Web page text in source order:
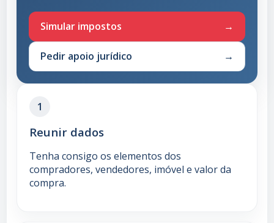
Simular impostos
Pedir apoio jurídico
1
Reunir dados
Tenha consigo os elementos dos
compradores, vendedores, imóvel e valor da
compra.